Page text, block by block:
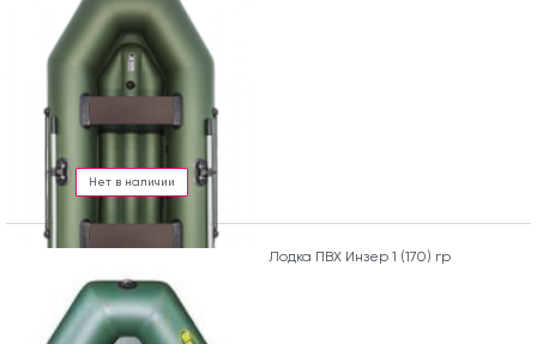
Нет в наличии
Лодка ПВХ Инзер 1 (170) гр